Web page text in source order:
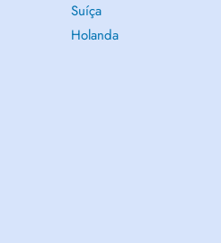
Suíça
Holanda